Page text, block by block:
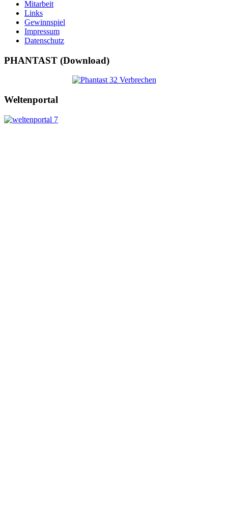
Mitarbeit
Links
Gewinnspiel
Impressum
Datenschutz
PHANTAST (Download)
Weltenportal